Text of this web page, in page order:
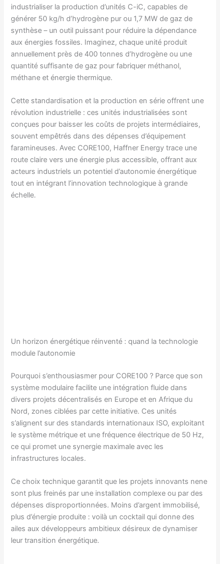
industrialiser la production d’unités C-iC, capables de
générer 50 kg/h d’hydrogène pur ou 1,7 MW de gaz de
synthèse – un outil puissant pour réduire la dépendance
aux énergies fossiles. Imaginez, chaque unité produit
annuellement près de 400 tonnes d’hydrogène ou une
quantité suffisante de gaz pour fabriquer méthanol,
méthane et énergie thermique.
Cette standardisation et la production en série offrent une
révolution industrielle : ces unités industrialisées sont
conçues pour baisser les coûts de projets intermédiaires,
souvent empêtrés dans des dépenses d’équipement
faramineuses. Avec CORE100, Haffner Energy trace une
route claire vers une énergie plus accessible, offrant aux
acteurs industriels un potentiel d’autonomie énergétique
tout en intégrant l’innovation technologique à grande
échelle.
Un horizon énergétique réinventé : quand la technologie
module l’autonomie
Pourquoi s’enthousiasmer pour CORE100 ? Parce que son
système modulaire facilite une intégration fluide dans
divers projets décentralisés en Europe et en Afrique du
Nord, zones ciblées par cette initiative. Ces unités
s’alignent sur des standards internationaux ISO, exploitant
le système métrique et une fréquence électrique de 50 Hz,
ce qui promet une synergie maximale avec les
infrastructures locales.
Ce choix technique garantit que les projets innovants nene
sont plus freinés par une installation complexe ou par des
dépenses disproportionnées. Moins d’argent immobilisé,
plus d’énergie produite : voilà un cocktail qui donne des
ailes aux développeurs ambitieux désireux de dynamiser
leur transition énergétique.